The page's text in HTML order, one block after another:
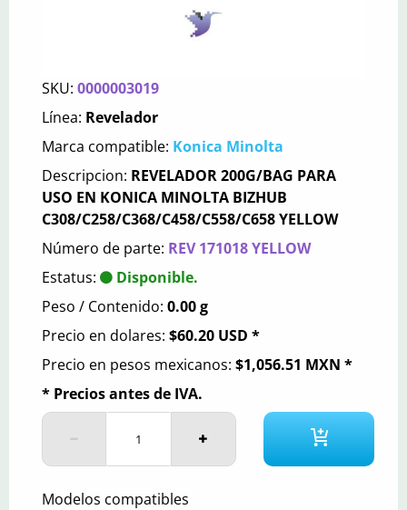
SKU: 0000003019
Línea: Revelador
Marca compatible: Konica Minolta
Descripcion: REVELADOR 200G/BAG PARA
USO EN KONICA MINOLTA BIZHUB
C308/C258/C368/C458/C558/C658 YELLOW
Número de parte: REV 171018 YELLOW
Estatus:
Disponible.
Peso / Contenido: 0.00 g
Precio en dolares: $60.20 USD *
Precio en pesos mexicanos: $1,056.51 MXN *
* Precios antes de IVA.
Modelos compatibles